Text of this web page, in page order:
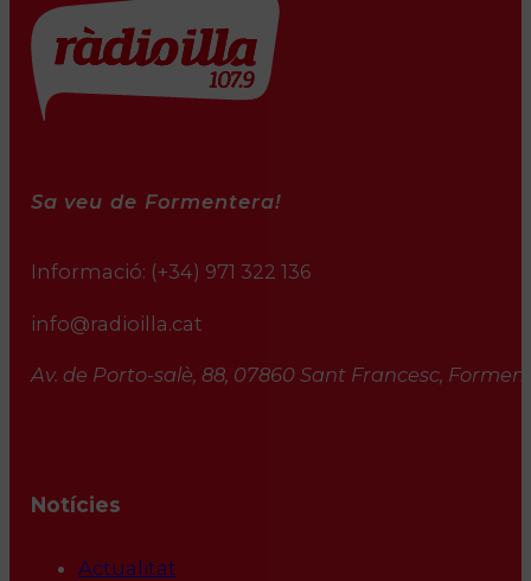
Sa veu de Formentera!
Informació: (+34) 971 322 136
info@radioilla.cat
Av. de Porto-salè, 88, 07860 Sant Francesc,
Notícies
Actualitat